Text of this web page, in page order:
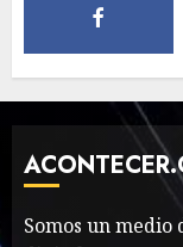
Somos un